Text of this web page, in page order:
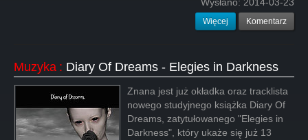
Więcej Komentarz
Muzyka : Diary Of Dreams - Elegies in Darkness
Znana jest już okładka oraz tracklista
nowego studyjnego książka Diary Of
Dreams, zatytułowanego "Elegies in
Darkness", który ukaże się już 13